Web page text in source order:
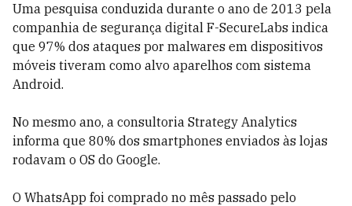
Uma pesquisa conduzida durante o ano de 2013 pela
companhia de segurança digital F-SecureLabs indica
que 97% dos ataques por malwares em dispositivos
móveis tiveram como alvo aparelhos com sistema
Android.
No mesmo ano, a consultoria Strategy Analytics
informa que 80% dos smartphones enviados às lojas
rodavam o OS do Google.
O WhatsApp foi comprado no mês passado pelo